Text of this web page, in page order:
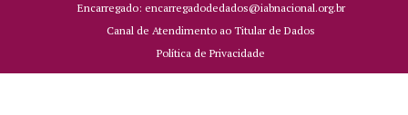
Encarregado: encarregadodedados@iabnacional.org.br
Canal de Atendimento ao Titular de Dados
Política de Privacidade